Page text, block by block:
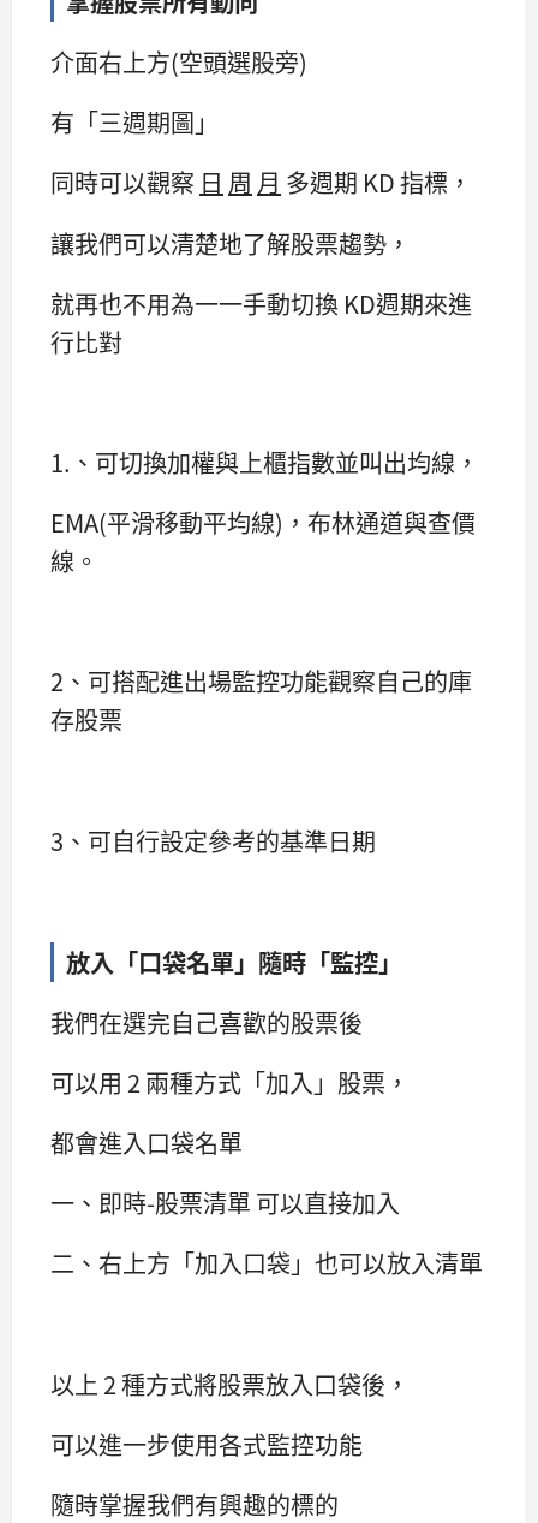
介面右上方(空頭選股旁)
有「三週期圖」
同時可以觀察 日 周 月 多週期 KD 指標，
讓我們可以清楚地了解股票趨勢，
就再也不用為一一手動切換 KD週期來進
行比對
1.、可切換加權與上櫃指數並叫出均線，
EMA(平滑移動平均線)，布林通道與查價
線。
2、可搭配進出場監控功能觀察自己的庫
存股票
3、可自行設定參考的基準日期
放入「口袋名單」隨時「監控」
我們在選完自己喜歡的股票後
可以用 2 兩種方式「加入」股票，
都會進入口袋名單
一、即時-股票清單 可以直接加入
二、右上方「加入口袋」也可以放入清單
以上 2 種方式將股票放入口袋後，
可以進一步使用各式監控功能
隨時掌握我們有興趣的標的